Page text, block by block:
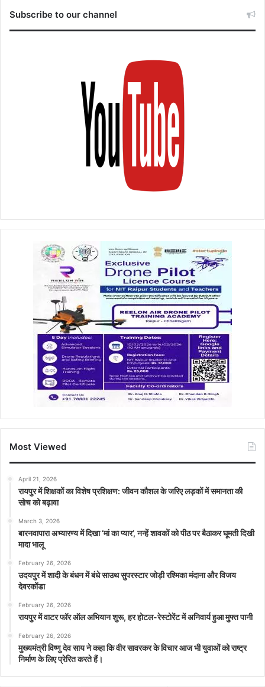
Subscribe to our channel
Most Viewed
April 21, 2026
रायपुर में शिक्षकों का विशेष प्रशिक्षण: जीवन कौशल के जरिए लड़कों में समानता की
सोच को बढ़ावा
March 3, 2026
बारनवापारा अभ्यारण्य में दिखा ‘मां का प्यार’, नन्हें शावकों को पीठ पर बैठाकर घूमती दिखी
मादा भालू
February 26, 2026
उदयपुर में शादी के बंधन में बंधे साउथ सुपरस्टार जोड़ी रश्मिका मंदाना और विजय
देवरकोंडा
February 26, 2026
रायपुर में वाटर फॉर ऑल अभियान शुरू, हर होटल-रेस्टोरेंट में अनिवार्य हुआ मुफ्त पानी
February 26, 2026
मुख्यमंत्री विष्णु देव साय ने कहा कि वीर सावरकर के विचार आज भी युवाओं को राष्ट्र
निर्माण के लिए प्रेरित करते हैं।